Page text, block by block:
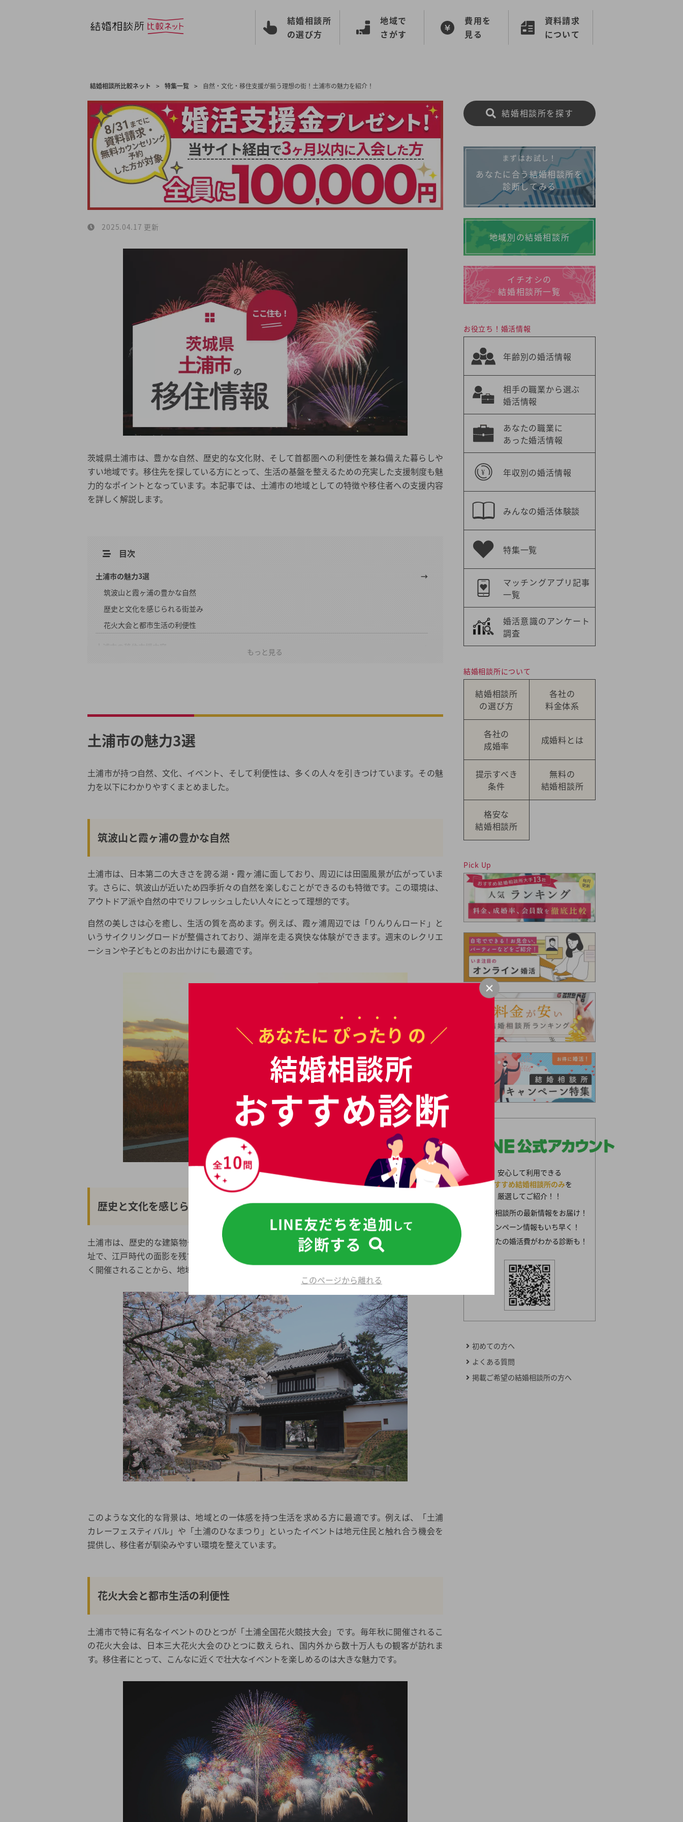
結婚相談所
の選び方
地域で
さがす
費用を
見る
資料請求
について
結婚相談所比較ネット > 特集一覧 > 自然・文化・移住支援が揃う理想の街！土浦市の魅力を紹介！
2025.04.17 更新
茨城県土浦市は、豊かな自然、歴史的な文化財、そして首都圏への利便性を兼ね備えた暮らしや
すい地域です。移住先を探している方にとって、生活の基盤を整えるための充実した支援制度も魅
力的なポイントとなっています。本記事では、土浦市の地域としての特徴や移住者への支援内容
を詳しく解説します。
目次
土浦市の魅力3選
筑波山と霞ヶ浦の豊かな自然
歴史と文化を感じられる街並み
花火大会と都市生活の利便性
相談先
2026年春の最新キャンペーン
都道府県から結婚相談所を探す
もっと見る
土浦市の魅力3選
土浦市が持つ自然、文化、イベント、そして利便性は、多くの人々を引きつけています。その魅
力を以下にわかりやすくまとめました。
筑波山と霞ヶ浦の豊かな自然
土浦市は、日本第二の大きさを誇る湖・霞ヶ浦に面しており、周辺には田園風景が広がっていま
す。さらに、筑波山が近いため四季折々の自然を楽しむことができるのも特徴です。この環境は、
アウトドア派や自然の中でリフレッシュしたい人々にとって理想的です。
自然の美しさは心を癒し、生活の質を高めます。例えば、霞ヶ浦周辺では「りんりんロード」と
いうサイクリングロードが整備されており、湖岸を走る爽快な体験ができます。週末のレクリエ
ーションや子どもとのお出かけにも最適です。
歴史と文化を感じられる街並み
土浦市は、歴史的な建築物や伝統行事が多く残る地域でもあります。特に注目されるのは土浦城
址で、江戸時代の面影を残す遺構が市内に点在しています。これに加え、伝統行事や文化祭が多
く開催されることから、地域のコミュニティ活動にも深く関わることが可能です。
このような文化的な背景は、地域との一体感を持つ生活を求める方に最適です。例えば、「土浦
カレーフェスティバル」や「土浦のひなまつり」といったイベントは地元住民と触れ合う機会を
提供し、移住者が馴染みやすい環境を整えています。
花火大会と都市生活の利便性
土浦市で特に有名なイベントのひとつが「土浦全国花火競技大会」です。毎年秋に開催されるこ
の花火大会は、日本三大花火大会のひとつに数えられ、国内外から数十万人もの観客が訪れま
す。移住者にとって、こんなに近くで壮大なイベントを楽しめるのは大きな魅力です。
結婚相談所を探す
まずはお試し！
あなたに合う結婚相談所を
診断してみる
地域別の結婚相談所
イチオシの
結婚相談所一覧
お役立ち！婚活情報
年齢別の婚活情報
相手の職業から選ぶ
婚活情報
あなたの職業に
あった婚活情報
年収別の婚活情報
みんなの婚活体験談
特集一覧
マッチングアプリ記事
一覧
婚活意識のアンケート
調査
結婚相談所について
結婚相談所
の選び方
各社の
料金体系
各社の
成婚率
成婚料とは
提示すべき
条件
無料の
結婚相談所
格安な
結婚相談所
Pick Up
安心して利用できる
おすすめ結婚相談所のみを
厳選してご紹介！！
結婚相談所の最新情報をお届け！
キャンペーン情報もいち早く！
あなたの婚活費がわかる診断も！
初めての方へ
よくある質問
掲載ご希望の結婚相談所の方へ
＼ あなたに ぴったり の ／
結婚相談所
おすすめ診断
LINE友だちを追加 して
診断する
このページから離れる